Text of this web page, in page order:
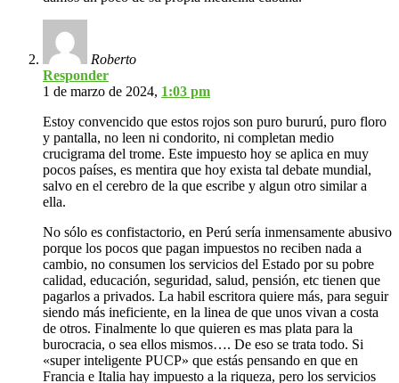
Roberto
Responder
1 de marzo de 2024, 1:03 pm
Estoy convencido que estos rojos son puro bururú, puro floro
y pantalla, no leen ni condorito, ni completan medio
crucigrama del trome. Este impuesto hoy se aplica en muy
pocos países, es mentira que hoy exista tal debate mundial,
salvo en el cerebro de la que escribe y algun otro similar a
ella.
No sólo es confistactorio, en Perú sería inmensamente abusivo
porque los pocos que pagan impuestos no reciben nada a
cambio, no consumen los servicios del Estado por su pobre
calidad, educación, seguridad, salud, pensión, etc tienen que
pagarlos a privados. La habil escritora quiere más, para seguir
siendo más ineficiente, en la linea de que unos vivan a costa
de otros. Finalmente lo que quieren es mas plata para la
burocracia, o sea ellos mismos…. De eso se trata todo. Si
«super inteligente PUCP» que estás pensando en que en
Francia e Italia hay impuesto a la riqueza, pero los servicios